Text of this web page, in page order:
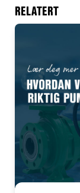
RELATERT